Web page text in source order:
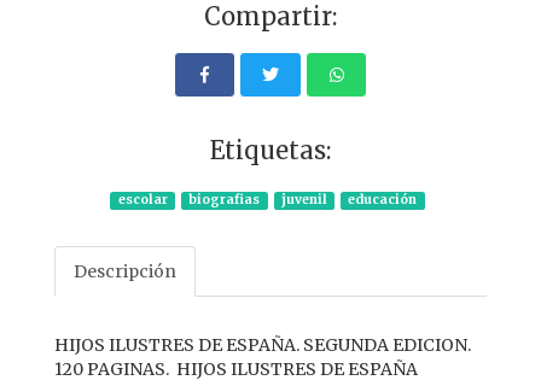
Compartir:
Etiquetas:
escolar biografias juvenil educación
Descripción
HIJOS ILUSTRES DE ESPAÑA. SEGUNDA EDICION.
120 PAGINAS. HIJOS ILUSTRES DE ESPAÑA